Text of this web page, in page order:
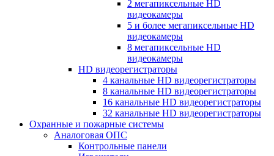
2 мегапиксельные HD
видеокамеры
5 и более мегапиксельные HD
видеокамеры
8 мегапиксельные HD
видеокамеры
HD видеорегистраторы
4 канальные HD видеорегистраторы
8 канальные HD видеорегистраторы
16 канальные HD видеорегистраторы
32 канальные HD видеорегистраторы
Охранные и пожарные системы
Аналоговая ОПС
Контрольные панели